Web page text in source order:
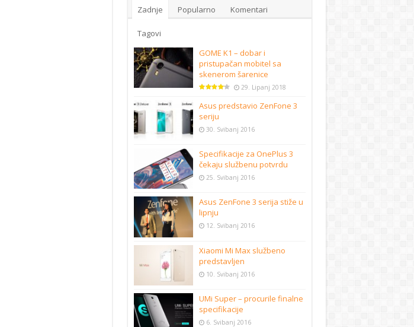
Zadnje Popularno Komentari
Tagovi
GOME K1 – dobar i
pristupačan mobitel sa
skenerom šarenice
29. Lipanj 2018
Asus predstavio ZenFone 3
seriju
30. Svibanj 2016
Specifikacije za OnePlus 3
čekaju službenu potvrdu
25. Svibanj 2016
Asus ZenFone 3 serija stiže u
lipnju
12. Svibanj 2016
Xiaomi Mi Max službeno
predstavljen
10. Svibanj 2016
UMi Super – procurile finalne
specifikacije
6. Svibanj 2016